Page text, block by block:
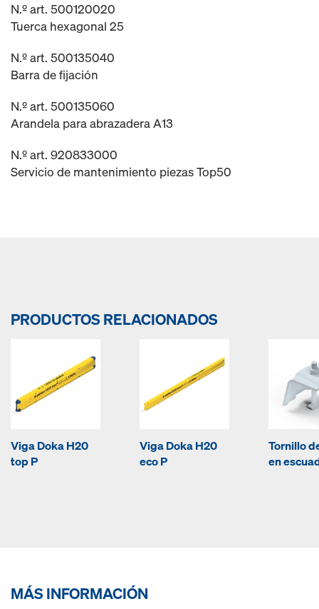
N.º art. 500120020
Tuerca hexagonal 25
N.º art. 500135040
Barra de fijación
N.º art. 500135060
Arandela para abrazadera A13
N.º art. 920833000
Servicio de mantenimiento piezas Top50
PRODUCTOS RELACIONADOS
Viga Doka H20
top P
Viga Doka H20
eco P
Tornillo
en
MÁS INFORMACIÓN